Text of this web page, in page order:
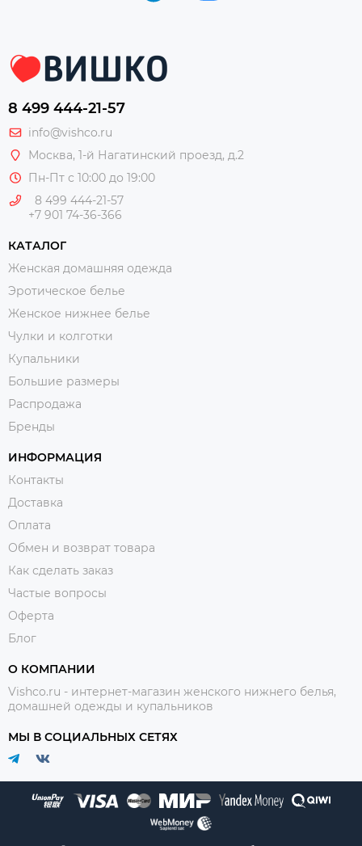
8 499 444-21-57
info@vishco.ru
Москва, 1-й Нагатинский проезд, д.2
Пн-Пт с 10:00 до 19:00
8 499 444-21-57
+7 901 74-36-366
КАТАЛОГ
Женская домашняя одежда
Эротическое белье
Женское нижнее белье
Чулки и колготки
Купальники
Большие размеры
Распродажа
Бренды
ИНФОРМАЦИЯ
Контакты
Доставка
Оплата
Обмен и возврат товара
Как сделать заказ
Частые вопросы
Оферта
Блог
О КОМПАНИИ
Vishco.ru - интернет-магазин женского нижнего белья,
домашней одежды и купальников
МЫ В СОЦИАЛЬНЫХ СЕТЯХ